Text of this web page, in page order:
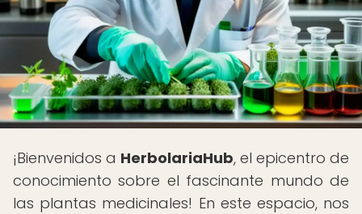
¡Bienvenidos a HerbolariaHub, el epicentro de
conocimiento sobre el fascinante mundo de
las plantas medicinales! En este espacio, nos